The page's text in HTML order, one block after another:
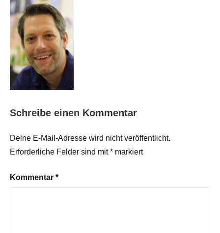
Schreibe einen Kommentar
Deine E-Mail-Adresse wird nicht veröffentlicht.
Erforderliche Felder sind mit* markiert
Kommentar *